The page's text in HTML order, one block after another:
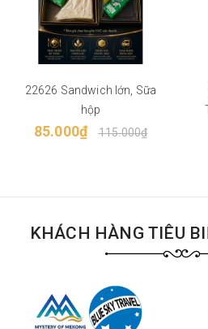
22626 Sandwich lớn, Sữa
hộp
85.000₫ 115.000₫
KHÁCH HÀNG TIÊU